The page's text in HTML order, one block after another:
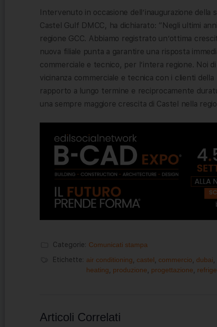
Intervenuto in occasione dell’inaugurazione
Castel Gulf DMCC, ha dichiarato: “Negli ultimi
regione GCC. Abbiamo registrato un’ottima
nuova filiale punta a garantire una risposta
commerciale e tecnico, per l’intera regione. Noi
vicinanza commerciale e tecnica con i clienti
rapporto a lungo termine e reciprocamente
una sempre maggiore crescita di Castel nella
Categorie: Comunicati stampa
Etichette: air conditioning castel commercio dubai
heating
produzione progettazione
Articoli Correlati